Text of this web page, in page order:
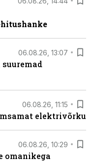
06.08.26, 13:07
suuremad
06.08.26, 11:15
elektrivõrku
06.08.26, 10:29
omanikega